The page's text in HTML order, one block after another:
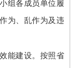
组各成员单位履
为、乱作为及违
能建设。按照省